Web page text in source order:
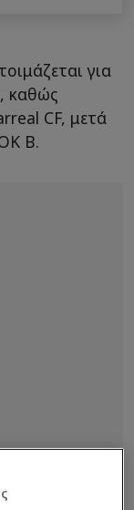
για
καθώς
CF, μετά
Β.